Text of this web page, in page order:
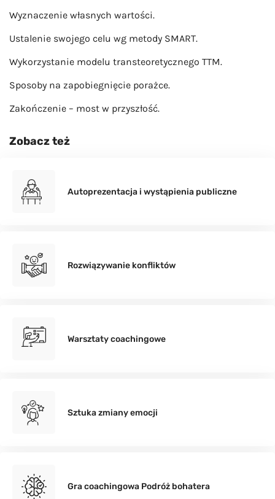
Wyznaczenie własnych wartości.
Ustalenie swojego celu wg metody SMART.
Wykorzystanie modelu transteoretycznego TTM.
Sposoby na zapobiegnięcie porażce.
Zakończenie – most w przyszłość.
Zobacz też
Autoprezentacja i wystąpienia publiczne
Rozwiązywanie konfliktów
Warsztaty coachingowe
Sztuka zmiany emocji
Gra coachingowa Podróż bohatera